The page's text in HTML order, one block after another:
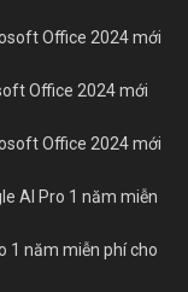
Office 2024 mới
Office 2024 mới
Office 2024 mới
AI Pro 1 năm miễn
1 năm miễn phí cho